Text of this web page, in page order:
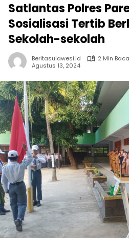
Satlantas Polres
Sosialisasi Tertib
Sekolah-sekolah
Beritasulawesi.id
2 Min Baca
Agustus 13, 2024